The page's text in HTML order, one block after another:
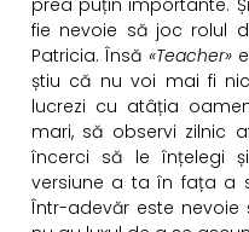
prea puțin importante.
fie nevoie să joc rolul
Patricia. Însă «Teacher»
știu că nu voi mai fi
lucrezi cu atâția
mari, să observi zilnic
încerci să le înțelegi
versiune a ta în fața a
Într-adevăr este nevoie